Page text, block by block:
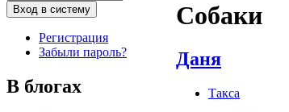
Регистрация
Забыли пароль?
В блогах
Собаки
Даня
Такса